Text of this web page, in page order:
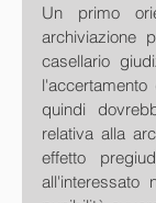
Un primo
archiviazione
casellario
quindi
relativa alla
effetto
all'interessato